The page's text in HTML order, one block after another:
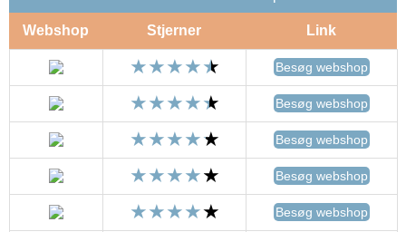
Webshop Stjerner Link
Besøg webshop
Besøg webshop
Besøg webshop
Besøg webshop
Besøg webshop